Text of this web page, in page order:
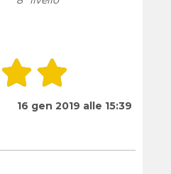
16 gen 2019 alle 15:39